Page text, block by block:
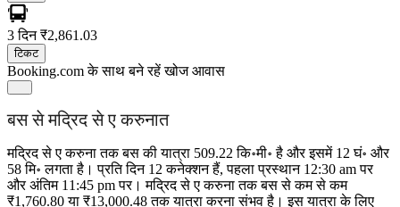
3 दिन₹2,861.03
टिकट
Booking.com के साथ बने रहें खोज आवास
बस से मद्रिद से ए करुनात
मद्रिद से ए करुना तक बस की यात्रा 509.22 कि॰मी॰ है और इसमें 12 घं॰ और
58 मि॰ लगता है। प्रति दिन 12 कनेक्शन हैं, पहला प्रस्थान 12:30 am पर
और अंतिम 11:45 pm पर। मद्रिद से ए करुना तक बस से कम से कम
₹1,760.80 या ₹13,000.48 तक यात्रा करना संभव है। इस यात्रा के लिए